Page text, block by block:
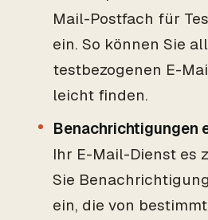
Mail-Postfach für
ein. So können Sie
testbezogenen E-
leicht finden.
Benachrichtigungen
Ihr E-Mail-Dienst es
Sie
ein, die von